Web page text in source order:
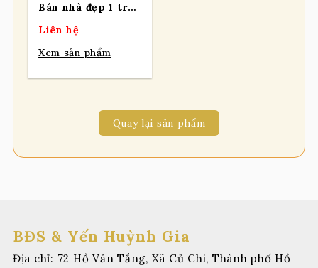
Bán nhà đẹp 1 trệt 1 lầu 2 sẹc đường Huỳnh Thị Hai, Phường Trung Mỹ Tây
Liên hệ
Xem sản phẩm
Quay lại sản phẩm
BĐS & Yến Huỳnh Gia
Địa chỉ: 72 Hồ Văn Tắng, Xã Củ Chi, Thành phố Hồ